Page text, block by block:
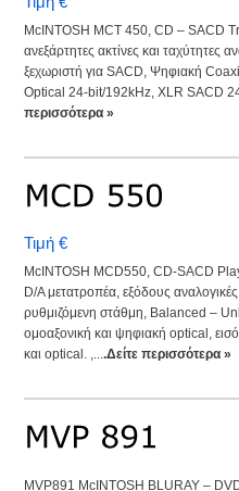
McINTOSH MCT 450, CD – SACD
ανεξάρτητες ακτίνες και ταχύτητες
ξεχωριστή για SACD, Ψηφιακή
Optical 24-bit/192kHz, XLR SACD
περισσότερα »
Τιμή €
McINTOSH MCD550, CD-SACD
D/A μετατροπέα, εξόδους
ρυθμιζόμενη στάθμη, Balanced –
ομοαξονική και ψηφιακή optical,
και optical. ,....Δείτε περισσότερα »
MVP891 McINTOSH BLURAY –